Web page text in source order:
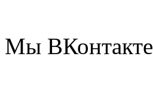
Мы ВКонтакте